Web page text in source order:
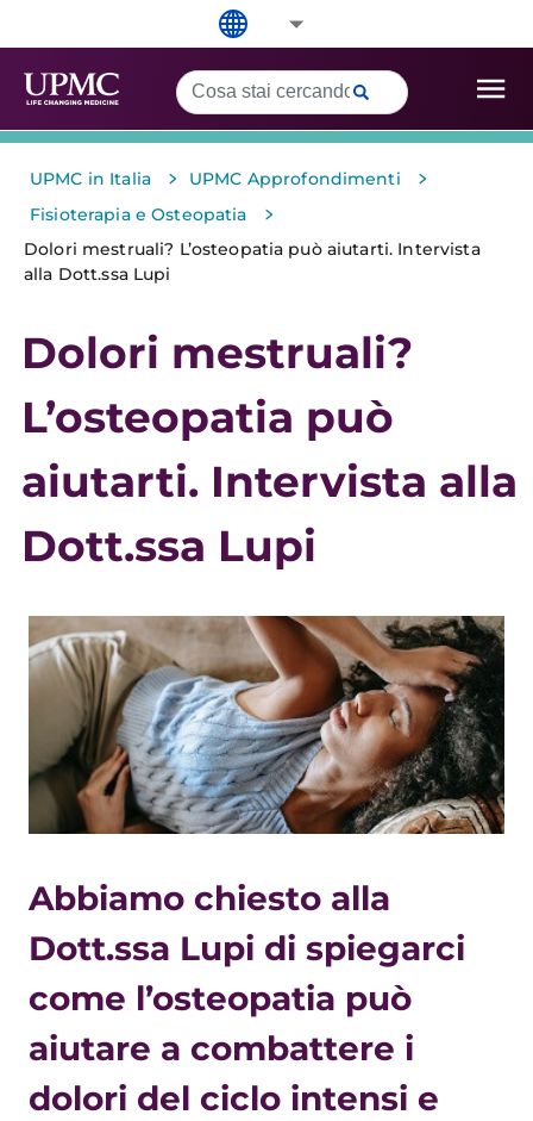
UPMC in Italia > UPMC Approfondimenti >
Fisioterapia e Osteopatia >
Dolori mestruali? L’osteopatia può aiutarti. Intervista
alla Dott.ssa Lupi
Dolori mestruali?
L’osteopatia può
aiutarti. Intervista alla
Dott.ssa Lupi
Abbiamo chiesto alla
Dott.ssa Lupi di spiegarci
come l’osteopatia può
aiutare a combattere i
dolori del ciclo intensi e